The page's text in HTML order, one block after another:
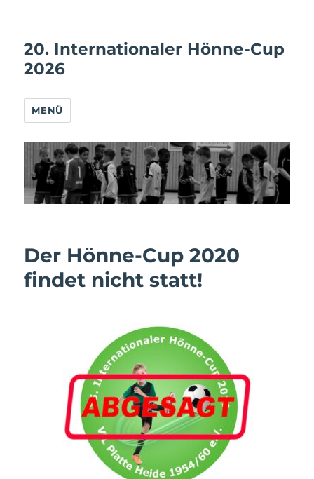
20. Internationaler Hönne-Cup
2026
MENÜ
Der Hönne-Cup 2020
findet nicht statt!